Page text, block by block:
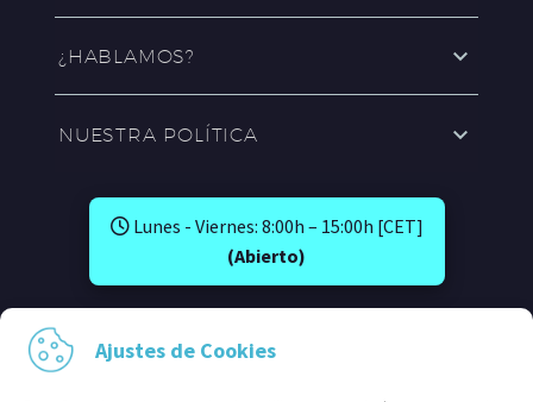
Ajustes de Cookies
¿HABLAMOS?
NUESTRA POLÍTICA
Lunes - Viernes: 8:00h – 15:00h [CET]
(Abierto)